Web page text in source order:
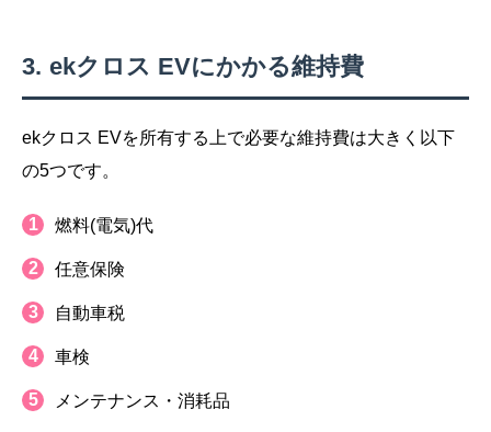
ekクロス EVにかかる維持費
ekクロス EVを所有する上で必要な維持費は大きく以下
の5つです。
燃料(電気)代
任意保険
自動車税
車検
メンテナンス・消耗品